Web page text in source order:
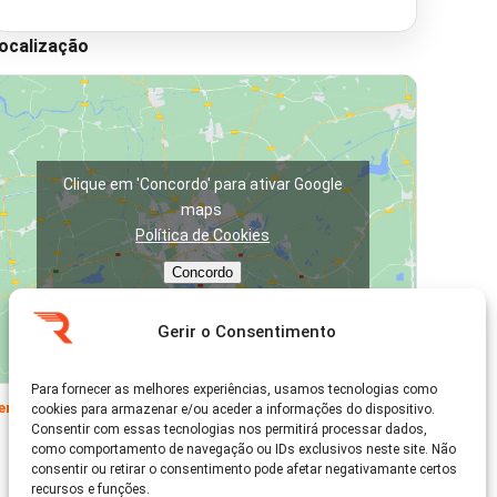
Gerir o Consentimento
Para fornecer as melhores experiências, usamos tecnologias como
cookies para armazenar e/ou aceder a informações do dispositivo.
Consentir com essas tecnologias nos permitirá processar dados,
como comportamento de navegação ou IDs exclusivos neste site. Não
consentir ou retirar o consentimento pode afetar negativamante certos
recursos e funções.
Clique em 'Concordo' para ativar Google
maps
Política de Cookies
Concordo
no Google Maps →